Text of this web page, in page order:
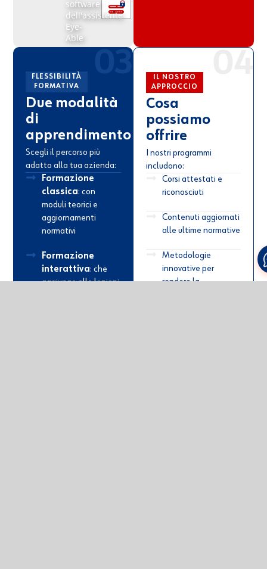
03
FLESSIBILITÀ
FORMATIVA
Due modalità
di
apprendimento
Scegli il percorso più
adatto alla tua azienda:
Formazione
classica: con
moduli teorici e
aggiornamenti
normativi
Formazione
interattiva: che
aggiunge alle lezioni
04
IL NOSTRO
APPROCCIO
Cosa
possiamo
offrire
I nostri programmi
includono:
Corsi attestati e
riconosciuti
Contenuti aggiornati
alle ultime normative
Metodologie
innovative per
rendere la